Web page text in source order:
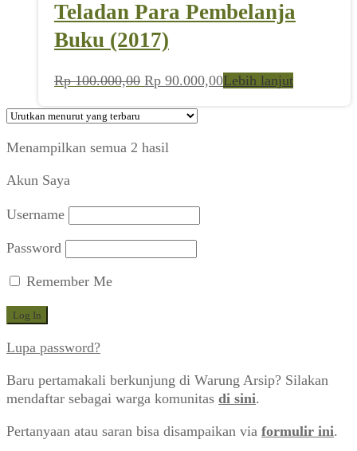
Teladan Para Pembelanja
Buku (2017)
Rp100.000,00 Harga
Rp 90.000,00Harga
Lebih lanjut
Menampilkan semua 2 hasil
Akun Saya
Username
Password
Remember Me
Lupa password?
Baru pertamakali berkunjung di Warung Arsip? Silakan
mendaftar sebagai warga komunitas di sini.
Pertanyaan atau saran bisa disampaikan via formulir ini.